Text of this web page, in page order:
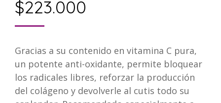
$223.000
Gracias a su contenido en vitamina C pura,
un potente anti-oxidante, permite bloquear
los radicales libres, reforzar la producción
del colágeno y devolverle al cutis todo su